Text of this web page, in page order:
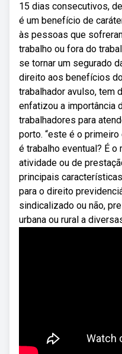
15 dias consecutivos,
é um benefício de
às pessoas que
trabalho ou fora do
se tornar um segurado
direito aos benefícios
trabalhador avulso, tem
enfatizou a importância
trabalhadores para
porto. “este é o
é trabalho eventual? É
atividade ou de
principais
para o direito
sindicalizado ou não,
urbana ou rural a